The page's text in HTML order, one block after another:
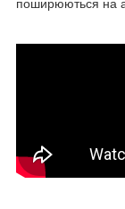
поширюються на